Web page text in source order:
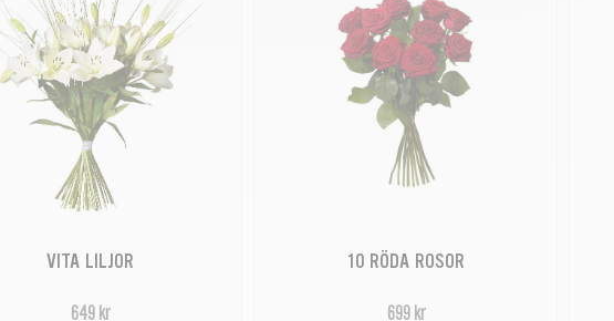
VITA LILJOR
649 kr
10 RÖDA ROSOR
699 kr